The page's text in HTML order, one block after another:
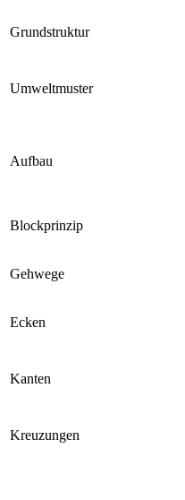
Grundstruktur
Umweltmuster
Aufbau
Blockprinzip
Gehwege
Ecken
Kanten
Kreuzungen